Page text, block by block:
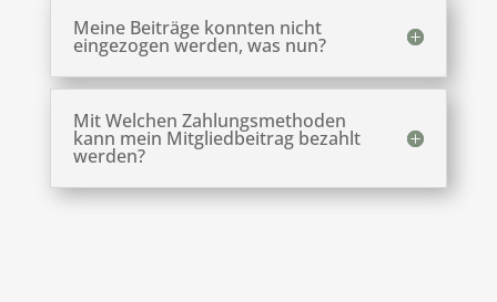
Meine Beiträge konnten nicht
eingezogen werden, was nun?
Mit Welchen Zahlungsmethoden
kann mein Mitgliedbeitrag bezahlt
werden?